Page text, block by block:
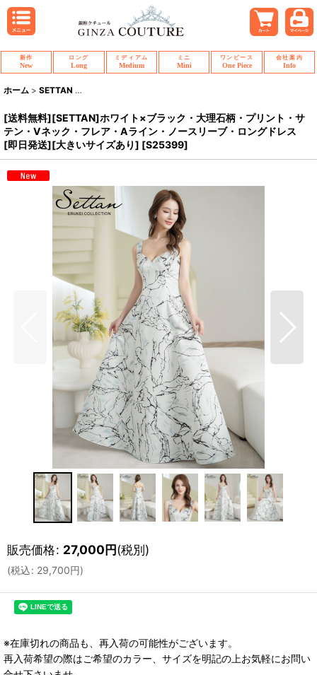
新作
New
ロング
Long
ミディアム
Medium
ミニ
Mini
ワンピース
One Piece
会社案内
Info
ホーム > SETTAN >
[送料無料][SETTAN]ホワイト×ブラック・大理石柄・プリント・サ
テン・Vネック・フレア・Aライン・ノースリーブ・ロングドレス
[即日発送][大きいサイズあり] [S25399]
販売価格: 27,000円(税別)
(税込: 29,700円)
※在庫切れの商品も、再入荷の可能性がございます。
再入荷希望の際はご希望のカラー、サイズを明記の上お気軽にお問い